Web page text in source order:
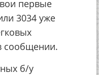
первые
3034 уже
сообщении.
б/у